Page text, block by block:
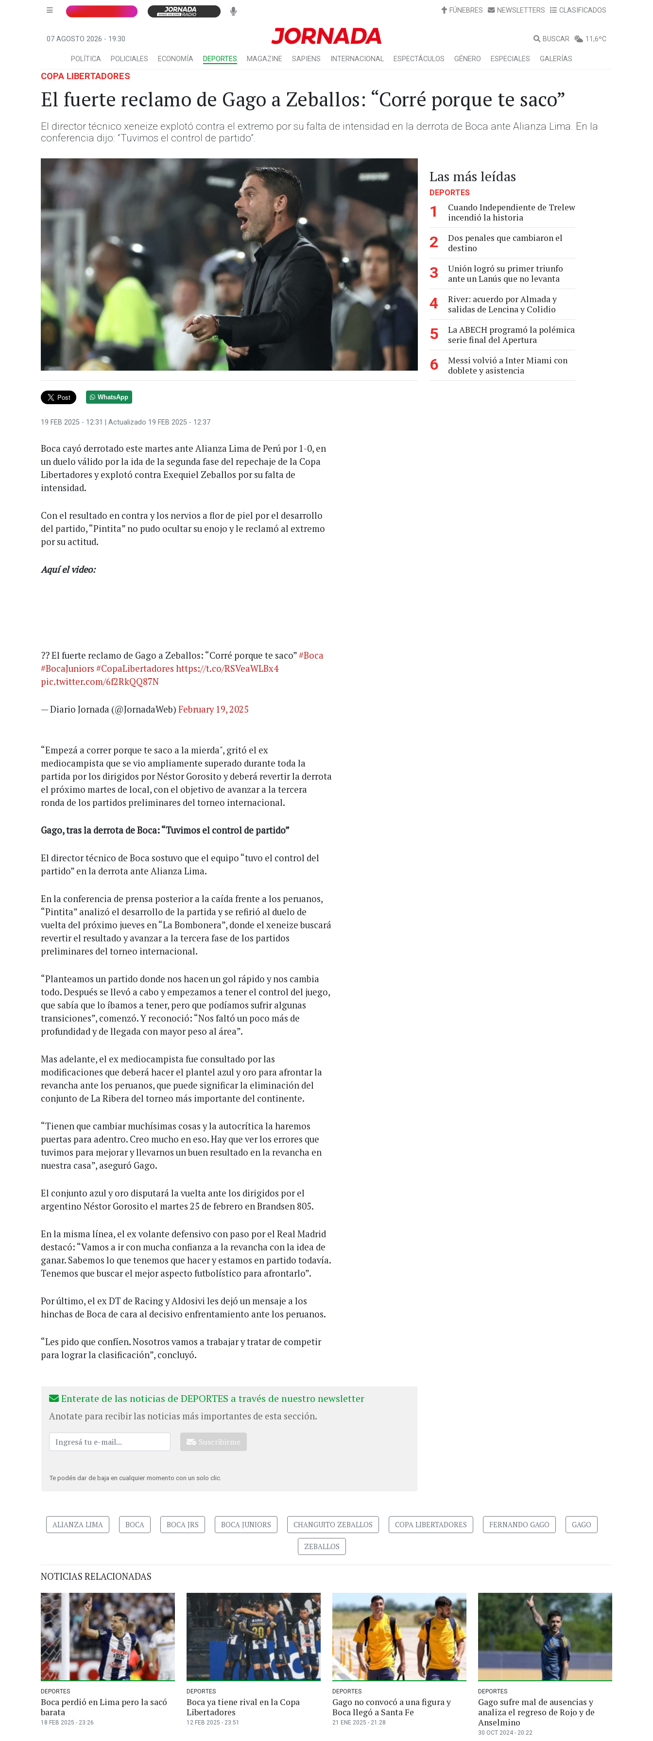
FÚNEBRES NEWSLETTERS CLASIFICADOS
07 AGOSTO 2026 - 19:30 BUSCAR 11,6ºC
POLÍTICA POLICIALES ECONOMÍA DEPORTES MAGAZINE SAPIENS INTERNACIONAL ESPECTÁCULOS GÉNERO ESPECIALES GALERÍAS
COPA LIBERTADORES
El fuerte reclamo de Gago a Zeballos: “Corré porque te saco”
El director técnico xeneize explotó contra el extremo por su falta de intensidad en la derrota de Boca ante Alianza Lima. En la
conferencia dijo: “Tuvimos el control de partido”.
WhatsApp
19 FEB 2025 - 12:31 | Actualizado 19 FEB 2025 - 12:37
Boca cayó derrotado este martes ante Alianza Lima de Perú por 1-0, en
un duelo válido por la ida de la segunda fase del repechaje de la Copa
Libertadores y explotó contra Exequiel Zeballos por su falta de
intensidad.
Con el resultado en contra y los nervios a flor de piel por el desarrollo
del partido, “Pintita” no pudo ocultar su enojo y le reclamó al extremo
por su actitud.
Aquí el video:
?? El fuerte reclamo de Gago a Zeballos: “Corré porque te saco”#Boca
#BocaJuniors #CopaLibertadores https://t.co/RSVeaWLBx4
pic.twitter.com/6f2RkQQ87N
— Diario Jornada (@JornadaWeb) February 19, 2025
“Empezá a correr porque te saco a la mierda", gritó el ex
mediocampista que se vio ampliamente superado durante toda la
partida por los dirigidos por Néstor Gorosito y deberá revertir la derrota
el próximo martes de local, con el objetivo de avanzar a la tercera
ronda de los partidos preliminares del torneo internacional.
Gago, tras la derrota de Boca: “Tuvimos el control de partido”
El director técnico de Boca sostuvo que el equipo “tuvo el control del
partido” en la derrota ante Alianza Lima.
En la conferencia de prensa posterior a la caída frente a los peruanos,
“Pintita” analizó el desarrollo de la partida y se refirió al duelo de
vuelta del próximo jueves en “La Bombonera”, donde el xeneize buscará
revertir el resultado y avanzar a la tercera fase de los partidos
preliminares del torneo internacional.
“Planteamos un partido donde nos hacen un gol rápido y nos cambia
todo. Después se llevó a cabo y empezamos a tener el control del juego,
que sabía que lo íbamos a tener, pero que podíamos sufrir algunas
transiciones”, comenzó. Y reconoció: “Nos faltó un poco más de
profundidad y de llegada con mayor peso al área”.
Mas adelante, el ex mediocampista fue consultado por las
modificaciones que deberá hacer el plantel azul y oro para afrontar la
revancha ante los peruanos, que puede significar la eliminación del
conjunto de La Ribera del torneo más importante del continente.
“Tienen que cambiar muchísimas cosas y la autocrítica la haremos
puertas para adentro. Creo mucho en eso. Hay que ver los errores que
tuvimos para mejorar y llevarnos un buen resultado en la revancha en
nuestra casa”, aseguró Gago.
El conjunto azul y oro disputará la vuelta ante los dirigidos por el
argentino Néstor Gorosito el martes 25 de febrero en Brandsen 805.
En la misma línea, el ex volante defensivo con paso por el Real Madrid
destacó: “Vamos a ir con mucha confianza a la revancha con la idea de
ganar. Sabemos lo que tenemos que hacer y estamos en partido todavía.
Tenemos que buscar el mejor aspecto futbolístico para afrontarlo”.
Por último, el ex DT de Racing y Aldosivi les dejó un mensaje a los
hinchas de Boca de cara al decisivo enfrentamiento ante los peruanos.
“Les pido que confíen. Nosotros vamos a trabajar y tratar de competir
para lograr la clasificación”, concluyó.
Enterate de las noticias de DEPORTES a través de nuestro newsletter
Anotate para recibir las noticias más importantes de esta sección.
Suscribirme
Te podés dar de baja en cualquier momento con un solo clic.
Las más leídas
DEPORTES
1
Cuando Independiente de Trelew
incendió la historia
2
Dos penales que cambiaron el
destino
3
Unión logró su primer triunfo
ante un Lanús que no levanta
4
River: acuerdo por Almada y
salidas de Lencina y Colidio
5
La ABECH programó la polémica
serie final del Apertura
6
Messi volvió a Inter Miami con
doblete y asistencia
ALIANZA LIMA BOCA BOCA JRS BOCA JUNIORS CHANGUITO ZEBALLOS COPA LIBERTADORES FERNANDO GAGO GAGO
ZEBALLOS
NOTICIAS RELACIONADAS
DEPORTES
Boca perdió en Lima pero la sacó
barata
18 FEB 2025 - 23:26
DEPORTES
Boca ya tiene rival en la Copa
Libertadores
12 FEB 2025 - 23:51
DEPORTES
Gago no convocó a una figura y
Boca llegó a Santa Fe
21 ENE 2025 - 21:28
DEPORTES
Gago sufre mal de ausencias y
analiza el regreso de Rojo y de
Anselmino
30 OCT 2024 - 20:22